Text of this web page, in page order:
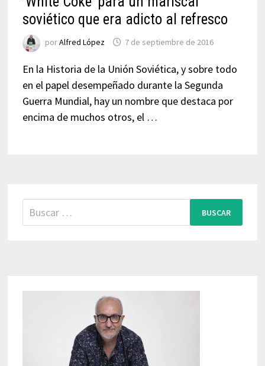
soviético que era adicto al refresco
porAlfred López 7 de septiembre de 2016
En la Historia de la Unión Soviética, y sobre todo
en el papel desempeñado durante la Segunda
Guerra Mundial, hay un nombre que destaca por
encima de muchos otros, el …
Buscar: